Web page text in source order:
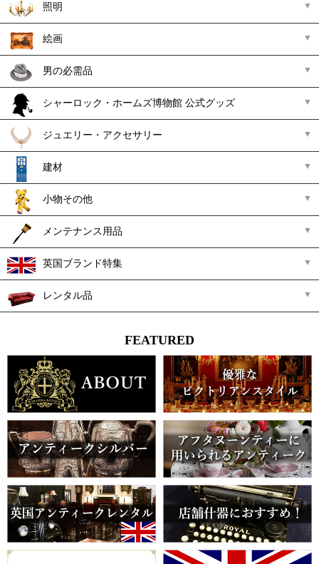
照明
絵画
男の必需品
シャーロック・ホームズ博物館 公式グッズ
ジュエリー・アクセサリー
建材
小物その他
メンテナンス用品
英国ブランド特集
レンタル品
FEATURED